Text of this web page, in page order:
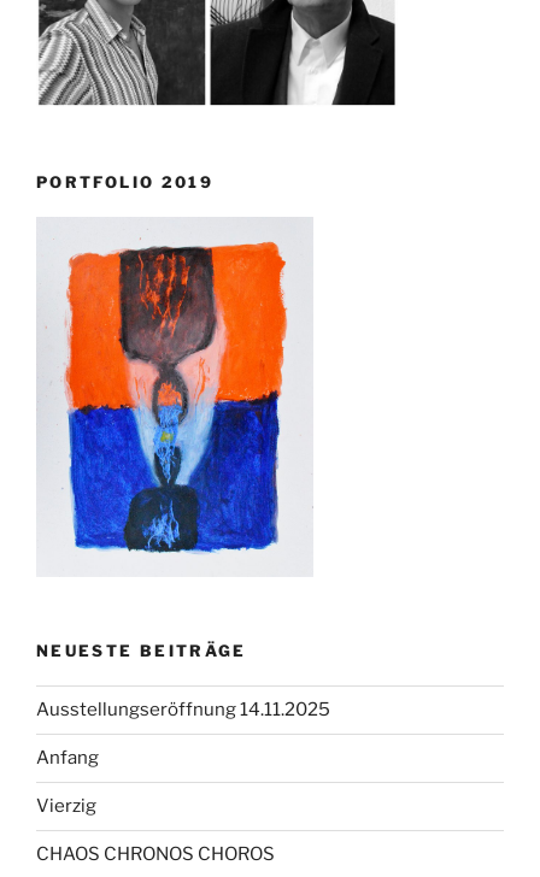
PORTFOLIO 2019
NEUESTE BEITRÄGE
Ausstellungseröffnung 14.11.2025
Anfang
Vierzig
CHAOS CHRONOS CHOROS